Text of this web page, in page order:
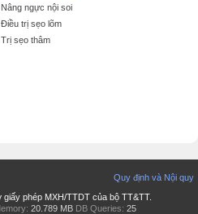
Nâng ngực nội soi
Điều trị sẹo lõm
Trị sẹo thâm
Quy định và Nội quy
phép MXH/TTDT của bộ TT&TT.
20.789 MB DB Queries: 25